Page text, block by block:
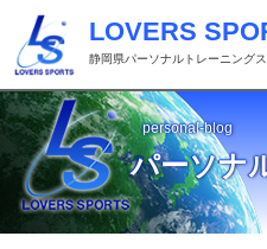
LOVERS
静岡県パーソナルトレーニング
personal-blog
パーソナ